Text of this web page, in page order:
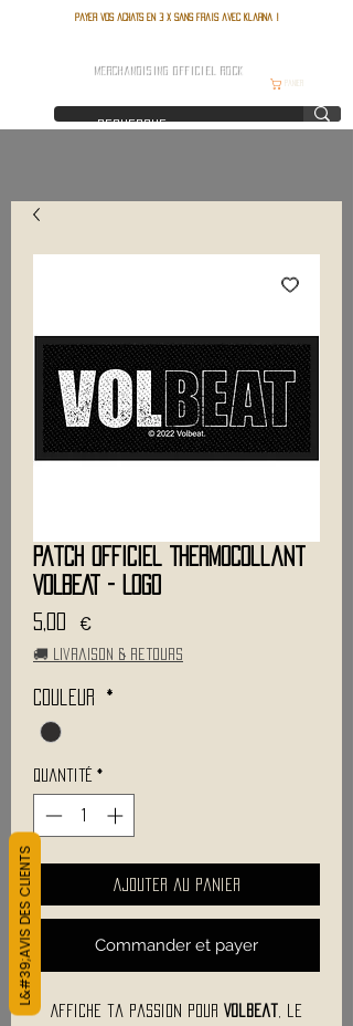
Payer vos achats en 3 x sans frais avec Klarna !
MERCHANDISING OFFICIEL ROCK
Patch Officiel Thermocollant
VOLBEAT - Logo
5,00 €
🚚 Livraison & retours
Couleur *
Quantité *
Ajouter au panier
Commander et payer
Affiche ta passion pour Volbeat
, le
L&#39;AVIS DES CLIENTS